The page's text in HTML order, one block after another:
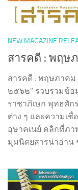
NEW MAGAZINE
สารคดี : พฤษ
สารคดี : พฤษภาคม
๒๕๖๒” รวบรวมข้
ราชาภิเษก พุทธศั
ต่าง ๆ และความเ
อุษาคเนย์ คลิกที่ภ
มุมนิตยสารน่าอ่าน